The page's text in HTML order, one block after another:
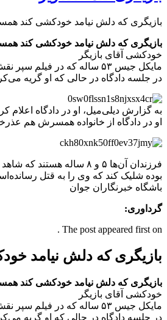
بازیگری که دلش نیامد خودکشی کند
بازیگری که دلش نیامد خودکشی کند
خودکشی آقای بازیگر
مایکل جیس ۵۳ ساله که در فیلم سپر نقش پلیس را ایفا می‌کرد به دلیل قتل همسرش به ۴۰ سال زندان محکوم شد.
در جلسه دادگاه در حالی که او گریه
به گزارش دیلی‌میل، او در دادگاه
او در دادگاه از خانواده همسرش هم
بوده شلیک کند که وی را به قتل
باشگاه خبرنگاران جوان
گرداوری:
The post appeared first on .
بازیگری که دلش نیامد
بازیگری که دلش نیامد خودکشی کند
خودکشی آقای بازیگر
مایکل جیس ۵۳ ساله که در فیلم سپر نقش پلیس را ایفا می‌کرد به دلیل قتل همسرش به ۴۰ سال زندان محکوم شد.
در جلسه دادگاه در حالی که او گریه